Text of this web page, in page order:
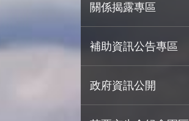
關係揭露專區
補助資訊公告專區
政府資訊公開